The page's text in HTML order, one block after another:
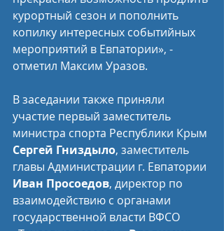
курортный сезон и пополнить
копилку интересных событийных
мероприятий в Евпатории», -
отметил Максим Уразов.
В заседании также приняли
участие первый заместитель
министра спорта Республики Крым
Сергей Гниздыло, заместитель
главы Администрации г. Евпатории
Иван Просоедов, директор по
взаимодействию с органами
государственной власти ВФСО